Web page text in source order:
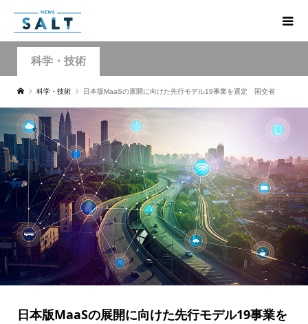
科学・技術
科学・技術 日本版MaaSの展開に向けた先行モデル19事業を選定 国交省
日本版MaaSの展開に向けた先行モデル19事業を